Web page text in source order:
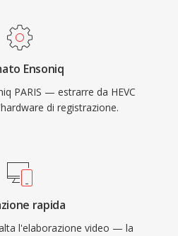
Ensoniq
PARIS — estrarre da HEVC
di registrazione.
rapida
l'elaborazione video — la